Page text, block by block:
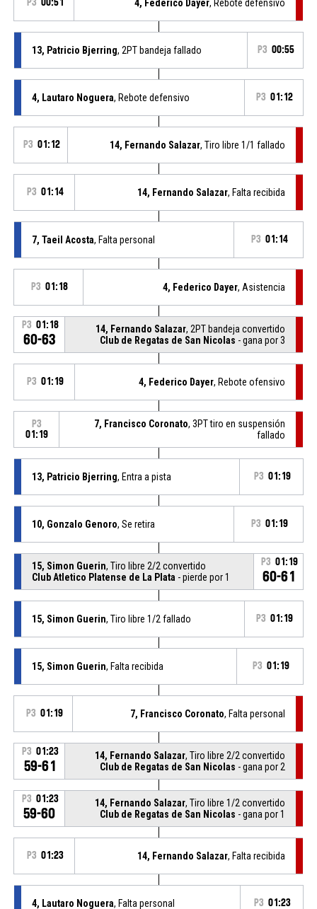
P3 00:51 4, Federico Dayer, Rebote defensivo
13, Patricio Bjerring, 2PT bandeja fallado P3 00:55
4, Lautaro Noguera, Rebote defensivo P3 01:12
P3 01:12 14, Fernando Salazar, Tiro libre 1/1 fallado
P3 01:14 14, Fernando Salazar, Falta recibida
7, Taeil Acosta, Falta personal P3 01:14
P3 01:18 4, Federico Dayer, Asistencia
P3 01:18
60-63
14, Fernando Salazar, 2PT bandeja convertido
Club de Regatas de San Nicolas - gana por 3
P3 01:19 4, Federico Dayer, Rebote ofensivo
P3
01:19
7, Francisco Coronato, 3PT tiro en suspensión
fallado
13, Patricio Bjerring, Entra a pista P3 01:19
10, Gonzalo Genoro, Se retira P3 01:19
15, Simon Guerin, Tiro libre 2/2 convertido
Club Atletico Platense de La Plata - pierde por 1
P3 01:19
60-61
15, Simon Guerin, Tiro libre 1/2 fallado P3 01:19
15, Simon Guerin, Falta recibida P3 01:19
P3 01:19 7, Francisco Coronato, Falta personal
P3 01:23
59-61
14, Fernando Salazar, Tiro libre 2/2 convertido
Club de Regatas de San Nicolas - gana por 2
P3 01:23
59-60
14, Fernando Salazar, Tiro libre 1/2 convertido
Club de Regatas de San Nicolas - gana por 1
P3 01:23 14, Fernando Salazar, Falta recibida
4, Lautaro Noguera, Falta personal P3 01:23